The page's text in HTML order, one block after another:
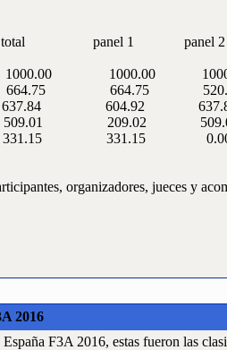
panel 1 panel 2
1000.00 1000.00
664.75 664.75
604.92
509.01 209.02
331.15 331.15
organizadores, jueces y
2016
F3A 2016, estas fueron las